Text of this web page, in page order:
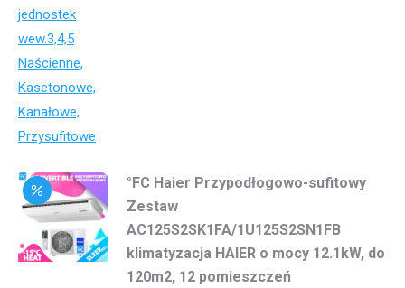
°FC Haier Przypodłogowo-sufitowy
Zestaw
AC125S2SK1FA/1U125S2SN1FB
klimatyzacja HAIER o mocy 12.1kW, do
120m2, 12 pomieszczeń